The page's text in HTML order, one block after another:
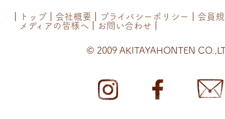
トップ 会社概要 プライバシーポリシー
会員
メディアの皆様へ
お問い合わせ
© 2009 AKITAYAHONTEN